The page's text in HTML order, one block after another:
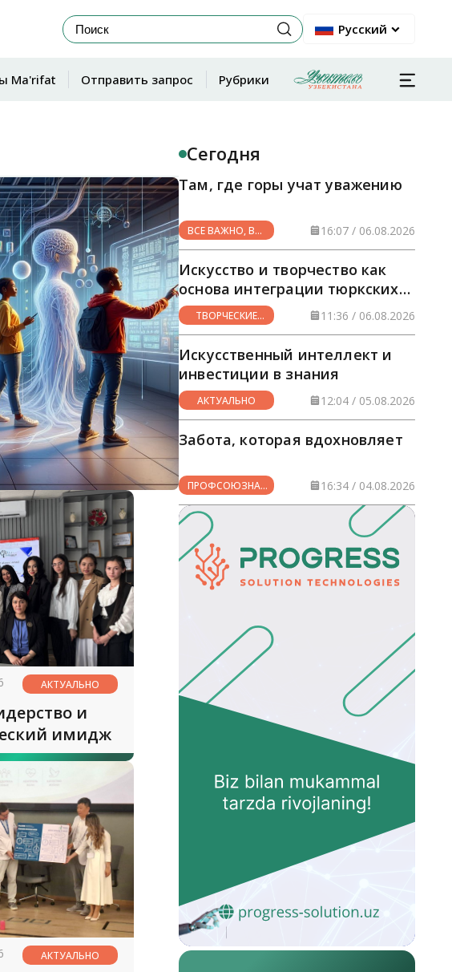
Русский
Ma'rifat Отправить запрос Рубрики
АКТУАЛЬНО
и
имидж
АКТУАЛЬНО
Сегодня
Там, где горы учат уважению
ВСЕ ВАЖНО, ВСЕ
НУЖНО
16:07 / 06.08.2026
Искусство и творчество как
основа интеграции тюркских
стран
ТВОРЧЕСКИЕ
ГОРИЗОНТЫ
11:36 / 06.08.2026
Искусственный интеллект и
инвестиции в знания
АКТУАЛЬНО 12:04 / 05.08.2026
Забота, которая вдохновляет
ПРОФСОЮЗНАЯ
ЖИЗНЬ
16:34 / 04.08.2026